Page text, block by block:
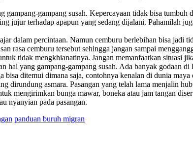
gampang susah. Kepercayaan tidak bisa tumbuh
jujur terhadap apapun yang sedang dijalani. Pahamilah
dalam percintaan. Namun cemburu berlebihan bisa jadi
rasa cemburu tersebut sehingga jangan sampai
tidak mengkhianatinya. Jangan memanfaatkan situasi
yang gampang-gampang susah. Ada banyak godaan
ditemui dimana saja, contohnya kenalan di dunia
dirundung asmara. Pasangan yang telah lama menjalin
mengirimkan bunga mawar, boneka atau jam tangan
nyanyian pada pasangan.
panduan buruh migran